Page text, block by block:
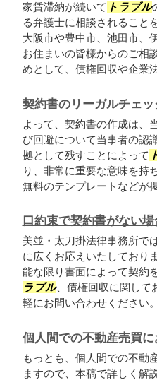
家賃滞納が続いて トラブル
る弁護士に相談されること
大阪市や豊中市、池田市、
お住まいの皆様からのご相
めとして、債権回収や企業
契約書のリーガルチェ
よって、契約書の作成は、
び回避について当事者の認
拠として残すことによって
り、非常に重要な意味を持
無料のテンプレートなどが
口約束で契約書がない
美並・太刀掛法律事務所で
に広くお応えいたしており
能な限り書面によって契約
ラブル、債権回収に関して
軽にお問い合わせください。
個人間での不動産売買
もっとも、個人間での不動
ますので、本稿で詳しく解